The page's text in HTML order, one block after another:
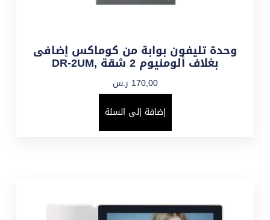
وحدة تليفون بوابة من كوماكس إضافى
بغلاف ألومنيوم 2 شقة ,DR-2UM
170,00 ر.س
إضافة إلى السلة